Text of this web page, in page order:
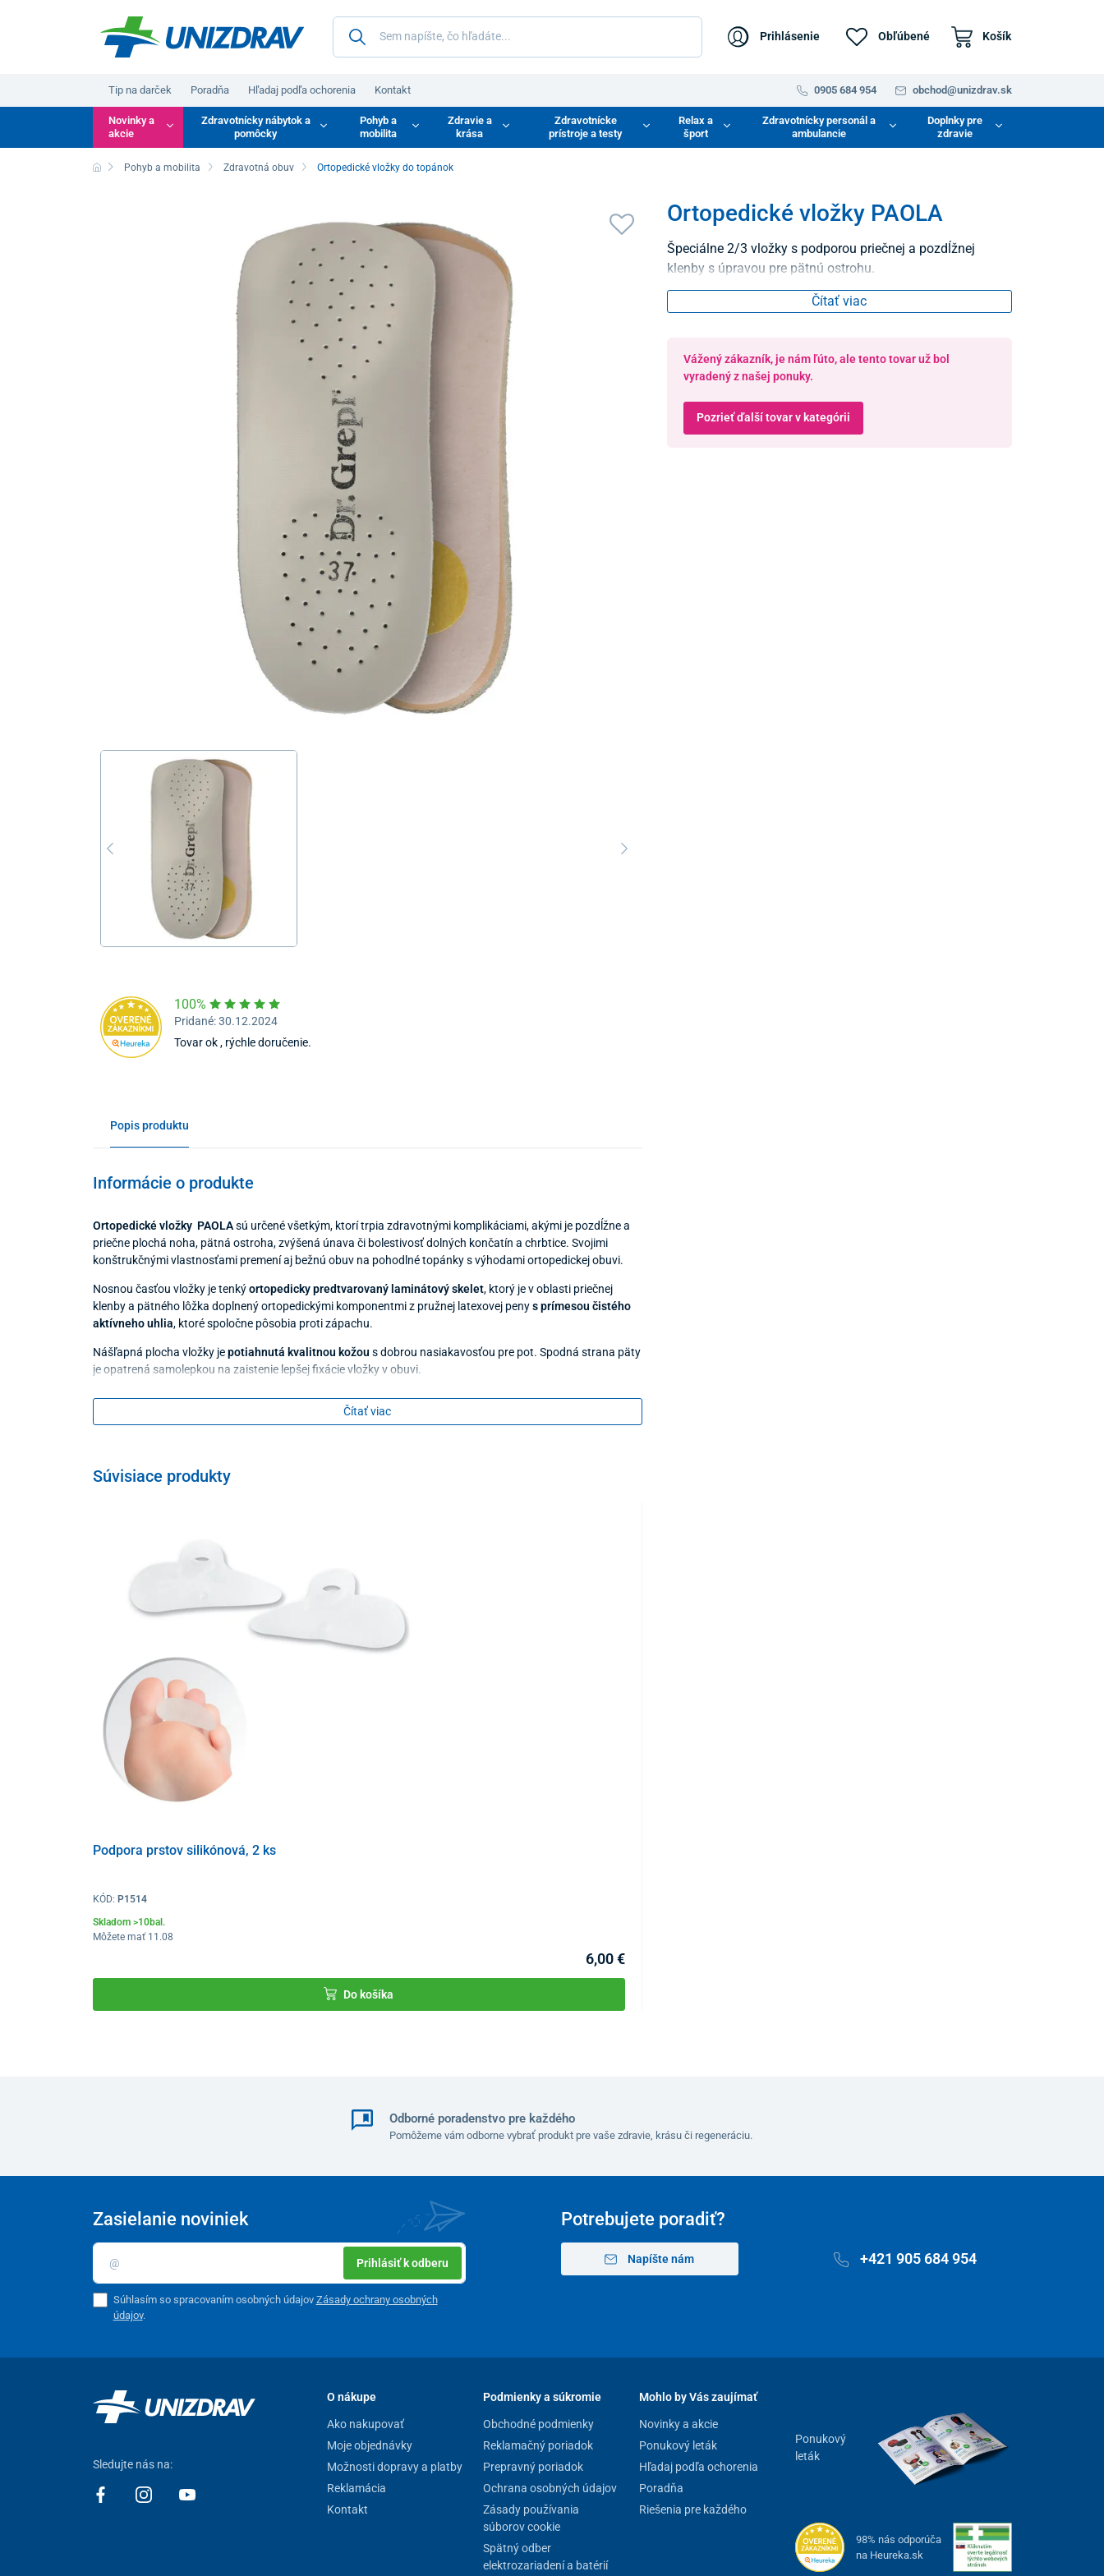
Prihlásenie Obľúbené Košík
Tip na darček Poradňa Hľadaj podľa ochorenia Kontakt 0905 684 954 obchod@unizdrav.sk
Novinky a
akcie
Zdravotnícky nábytok a
pomôcky
Pohyb a
mobilita
Zdravie a
krása
Zdravotnícke
prístroje a testy
Relax a
šport
Zdravotnícky personál a
ambulancie
Doplnky pre
zdravie
Pohyb a mobilita Zdravotná obuv Ortopedické vložky do topánok
Ortopedické vložky PAOLA
Špeciálne 2/3 vložky s podporou priečnej a pozdĺžnej
klenby s úpravou pre pätnú ostrohu.
Čítať viac
Vážený zákazník, je nám ľúto, ale tento tovar už bol
vyradený z našej ponuky.
Pozrieť ďalší tovar v kategórii
100%
Pridané: 30.12.2024
Tovar ok , rýchle doručenie.
Popis produktu
Informácie o produkte
Ortopedické vložky PAOLAsú určené všetkým, ktorí trpia zdravotnými komplikáciami, akými je pozdĺžne a
priečne plochá noha, pätná ostroha, zvýšená únava či bolestivosť dolných končatín a chrbtice. Svojimi
konštrukčnými vlastnosťami premení aj bežnú obuv na pohodlné topánky s výhodami ortopedickej obuvi.
Nosnou časťou vložky je tenkýortopedicky predtvarovaný laminátový skelet, ktorý je v oblasti priečnej
klenby a pätného lôžka doplnený ortopedickými komponentmi z pružnej latexovej penys prímesou čistého
aktívneho uhlia, ktoré spoločne pôsobia proti zápachu.
Nášľapná plocha vložky jepotiahnutá kvalitnou kožou s dobrou nasiakavosťou pre pot. Spodná strana päty
je opatrená samolepkou na zaistenie lepšej fixácie vložky v obuvi.
Návod na použitie
latex-carbon
Balenie
Čítať viac
Súvisiace produkty
Podpora prstov silikónová, 2 ks
KÓD: P1514
Skladom >10bal.
Môžete mať 11.08
6,00 €
Do košíka
Odborné poradenstvo pre každého
Pomôžeme vám odborne vybrať produkt pre vaše zdravie, krásu či regeneráciu.
Potrebujete poradiť?
Napíšte nám +421 905 684 954
Zasielanie noviniek
Prihlásiť k odberu
Súhlasím so spracovaním osobných údajov Zásady ochrany osobných
údajov.
Sledujte nás na:
O nákupe
Ako nakupovať
Moje objednávky
Možnosti dopravy a platby
Reklamácia
Kontakt
Podmienky a súkromie
Obchodné podmienky
Reklamačný poriadok
Prepravný poriadok
Ochrana osobných údajov
Zásady používania
súborov cookie
Spätný odber
elektrozariadení a batérií
Mohlo by Vás zaujímať
Novinky a akcie
Ponukový leták
Hľadaj podľa ochorenia
Poradňa
Riešenia pre každého
Ponukový
leták
98% nás odporúča
na Heureka.sk